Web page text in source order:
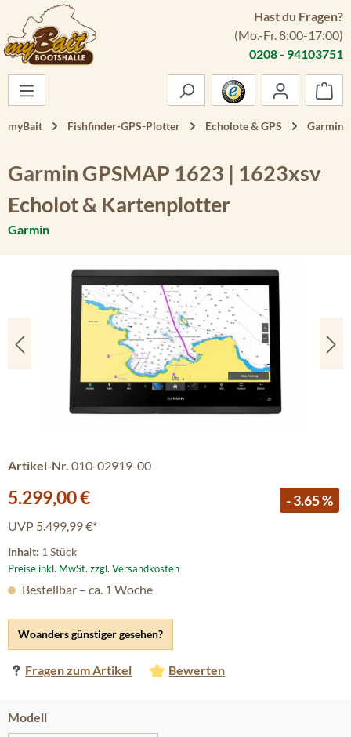
Zum Hauptinhalt springen
Hast du Fragen?
(Mo.-Fr. 8:00-17:00)
0208 - 94103751
myBait Fishfinder-GPS-Plotter Echolote & GPS Garmin
Garmin GPSMAP 1623 | 1623xsv
Echolot & Kartenplotter
Garmin
Artikel-Nr. 010-02919-00
Verkaufspreis:
5.299,00 € - 3.65 %
UVP 5.499,99 €*
Inhalt: 1 Stück
Preise inkl. MwSt. zzgl. Versandkosten
Woanders günstiger gesehen?
Fragen zum Artikel Bewerten
Bestellbar – ca. 1 Woche
Modellauswählen